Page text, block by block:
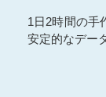
1日2時間の手
安定的なデー